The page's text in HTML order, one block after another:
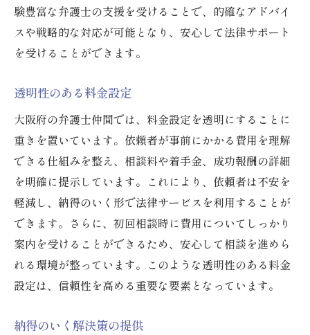
験豊富な弁護士の支援を受けることで、的確なアドバイ
スや戦略的な対応が可能となり、安心して法律サポート
を受けることができます。
透明性のある料金設定
大阪府の弁護士仲間では、料金設定を透明にすることに
重きを置いています。依頼者が事前にかかる費用を理解
できる仕組みを整え、相談料や着手金、成功報酬の詳細
を明確に提示しています。これにより、依頼者は不安を
軽減し、納得のいく形で法律サービスを利用することが
できます。さらに、初回相談時に費用についてしっかり
案内を受けることができるため、安心して相談を進めら
れる環境が整っています。このような透明性のある料金
設定は、信頼性を高める重要な要素となっています。
納得のいく解決策の提供